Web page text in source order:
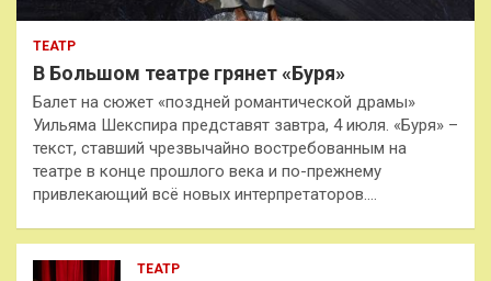
ТЕАТР
В Большом театре грянет «Буря»
Балет на сюжет «поздней романтической драмы»
Уильяма Шекспира представят завтра, 4 июля. «Буря» –
текст, ставший чрезвычайно востребованным на
театре в конце прошлого века и по-прежнему
привлекающий всё новых интерпретаторов.…
ТЕАТР